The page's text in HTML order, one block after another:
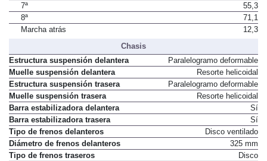
7ª
55,3
8ª
71,1
Marcha atrás
12,3
Chasis
Estructura suspensión delantera
Paralelogramo deformable
Muelle suspensión delantera
Resorte helicoidal
Estructura suspensión trasera
Paralelogramo deformable
Muelle suspensión trasera
Resorte helicoidal
Barra estabilizadora delantera
Sí
Barra estabilizadora trasera
Sí
Tipo de frenos delanteros
Disco ventilado
Diámetro de frenos delanteros
325 mm
Tipo de frenos traseros
Disco